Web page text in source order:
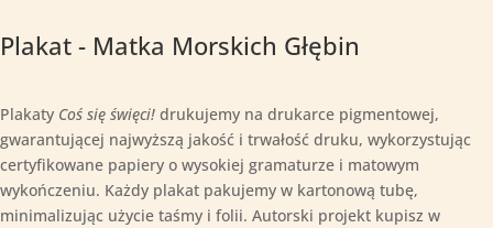
Plakat - Matka Morskich Głębin
Plakaty Coś się święci! drukujemy na drukarce pigmentowej,
gwarantującej najwyższą jakość i trwałość druku, wykorzystując
certyfikowane papiery o wysokiej gramaturze i matowym
wykończeniu. Każdy plakat pakujemy w kartonową tubę,
minimalizując użycie taśmy i folii. Autorski projekt kupisz w